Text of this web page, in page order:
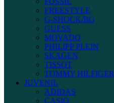
FREESTYLE
G-SHOCK/BG
GUESS
MOVADO
PHILIPP PLEIN
SKAGEN
TISSOT
TOMMY HILFIGER
JUVENIL
ADIDAS
CASIO